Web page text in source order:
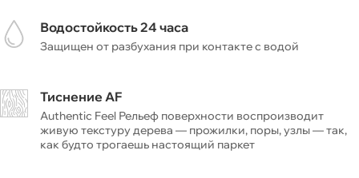
Водостойкость 24 часа
Защищен от разбухания при контакте с водой
Тиснение AF
Authentic Feel Рельеф поверхности воспроизводит
живую текстуру дерева — прожилки, поры, узлы — так,
как будто трогаешь настоящий паркет